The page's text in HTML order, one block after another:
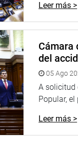
Leer más >
Cámara
del
05 Ago
A solicitud
Popular, el
Leer más >